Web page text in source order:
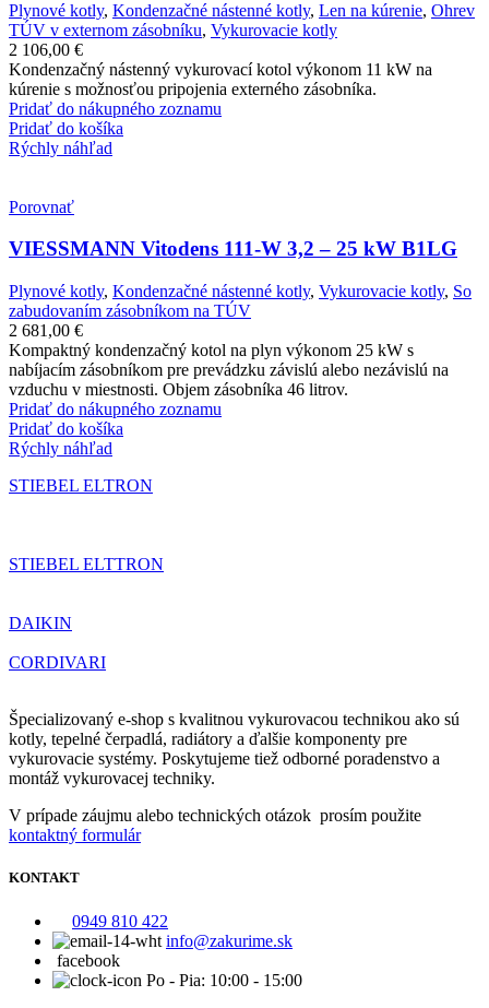
Plynové kotly, Kondenzačné nástenné kotly, Len na kúrenie, Ohrev
TÚV v externom zásobníku, Vykurovacie kotly
2 106,00 €
Kondenzačný nástenný vykurovací kotol výkonom 11 kW na
kúrenie s možnosťou pripojenia externého zásobníka.
Pridať do nákupného zoznamu
Pridať do košíka
Rýchly náhľad
Porovnať
VIESSMANN Vitodens 111-W 3,2 – 25 kW B1LG
Plynové kotly, Kondenzačné nástenné kotly, Vykurovacie kotly, So
zabudovaním zásobníkom na TÚV
2 681,00 €
Kompaktný kondenzačný kotol na plyn výkonom 25 kW s
nabíjacím zásobníkom pre prevádzku závislú alebo nezávislú na
vzduchu v miestnosti. Objem zásobníka 46 litrov.
Pridať do nákupného zoznamu
Pridať do košíka
Rýchly náhľad
STIEBEL ELTRON
STIEBEL ELTTRON
DAIKIN
CORDIVARI
Špecializovaný e-shop s kvalitnou vykurovacou technikou ako sú
kotly, tepelné čerpadlá, radiátory a ďalšie komponenty pre
vykurovacie systémy. Poskytujeme tiež odborné poradenstvo a
montáž vykurovacej techniky.
V prípade záujmu alebo technických otázok prosím použite
kontaktný formulár
KONTAKT
0949 810 422
info@zakurime.sk
facebook
Po - Pia: 10:00 - 15:00